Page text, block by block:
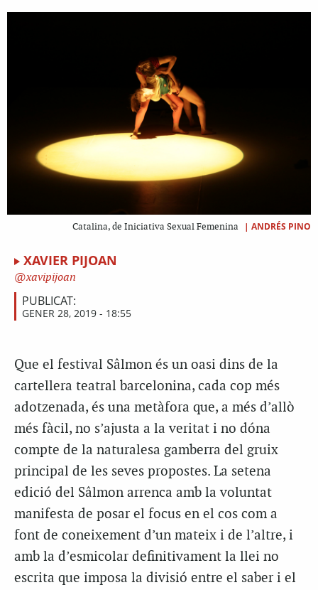
Catalina, de Iniciativa Sexual Femenina | ANDRÉS PINO
XAVIER PIJOAN
xavipijoan
PUBLICAT:
GENER 28, 2019 - 18:55
Que el festival Sâlmon és un oasi dins de la
cartellera teatral barcelonina, cada cop més
adotzenada, és una metàfora que, a més d’allò
més fàcil, no s’ajusta a la veritat i no dóna
compte de la naturalesa gamberra del gruix
principal de les seves propostes. La setena
edició del Sâlmon arrenca amb la voluntat
manifesta de posar el focus en el cos com a
font de coneixement d’un mateix i de l’altre, i
amb la d’esmicolar definitivament la llei no
escrita que imposa la divisió entre el saber i el